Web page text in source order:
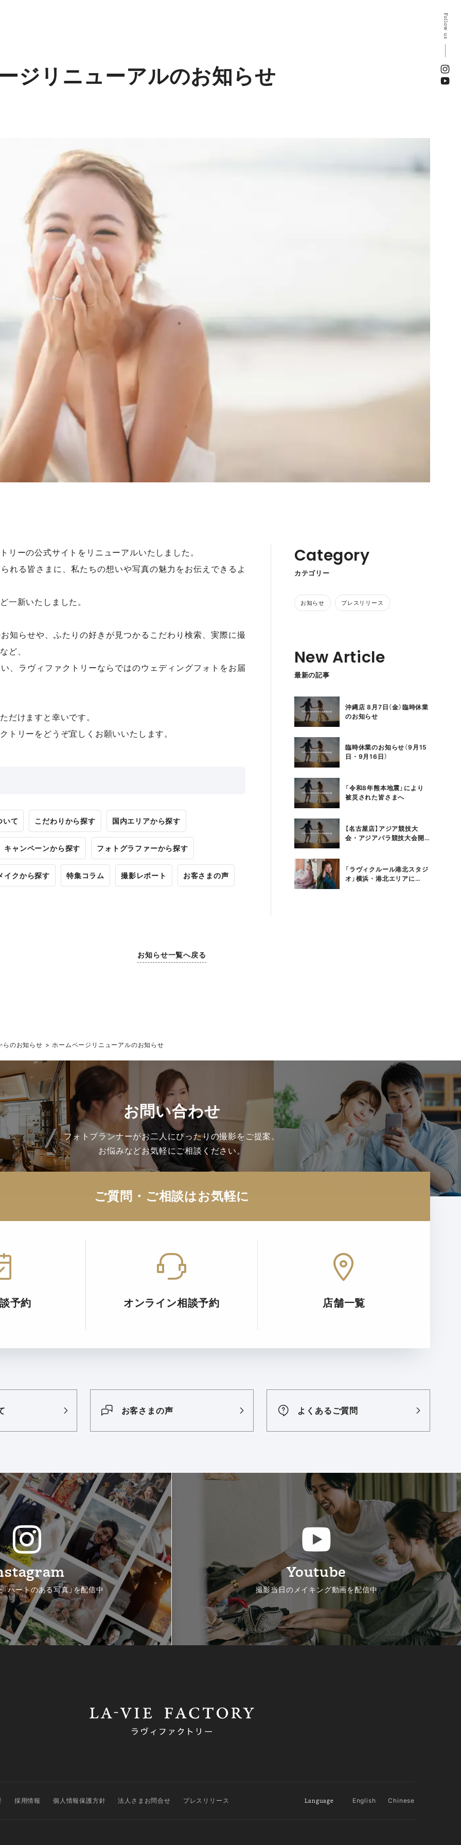
ジリニューアルのお知らせ
Follow us
リーの公式サイトをリニューアルいたしました。
れる皆さまに、私たちの想いや写真の魅力をお伝えできるよ
一新いたしました。
知らせや、ふたりの好きが見つかるこだわり検索、実際に撮
ど、
、ラヴィファクトリーならではのウェディングフォトをお届
だけますと幸いです。
トリーをどうぞ宜しくお願いいたします。
いて こだわりから探す 国内エリアから探す
キャンペーンから探す フォトグラファーから探す
イクから探す 特集コラム 撮影レポート お客さまの声
Category
カテゴリー
お知らせ プレスリリース
New Article
最新の記事
沖縄店 8月7日（金）臨時休業
のお知らせ
臨時休業のお知らせ（9月15
日・9月16日）
「令和8年熊本地震」により
被災された皆さまへ
【名古屋店】アジア競技大
会・アジアパラ競技大会開
「ラヴィクルール港北スタジ
オ」横浜・港北エリアに
お知らせ一覧へ戻る
らのお知らせ ホームページリニューアルのお知らせ
お問い合わせ
フォトプランナーがお二人にぴったりの撮影をご提案。
お悩みなどお気軽にご相談ください。
ご質問・ご相談はお気軽に
予約 オンライン相談予約 店舗一覧
お客さまの声 よくあるご質問
ハートのある写真」を配信中
Youtube
撮影当日のメイキング動画を配信中
採用情報 個人情報保護方針 法人さまお問合せ プレスリリース Language English Chinese